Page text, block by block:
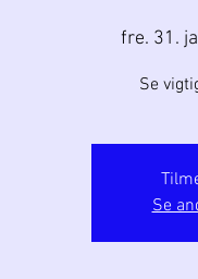
fre. 31.
Se
Se